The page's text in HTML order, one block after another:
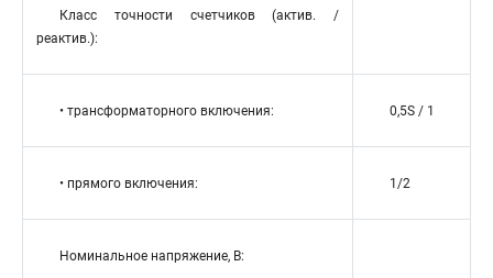
Класс точности счетчиков (актив. /
реактив.):
• трансформаторного включения: 0,5S / 1
• прямого включения: 1/2
Номинальное напряжение, В: